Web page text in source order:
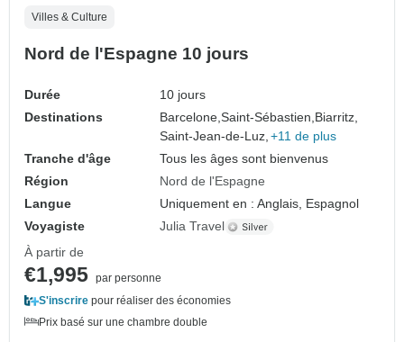
Villes & Culture
Nord de l'Espagne 10 jours
Durée
10 jours
Destinations
Barcelone,Saint-Sébastien,Biarritz,
Saint-Jean-de-Luz, +11 de plus
Tranche d'âge
Tous les âges sont bienvenus
Région
Nord de l'Espagne
Langue
Uniquement en : Anglais, Espagnol
Voyagiste
Julia Travel
À partir de
€1,995 par personne
S'inscrire pour réaliser des économies
Prix basé sur une chambre double